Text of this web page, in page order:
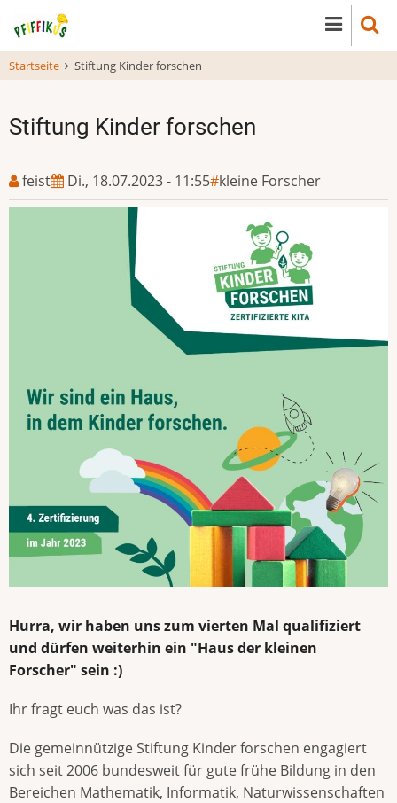
zum
Inhalt
Startseite Stiftung Kinder forschen
Stiftung Kinder forschen
feist Di., 18.07.2023 - 11:55 kleine Forscher
Hurra, wir haben uns zum vierten Mal qualifiziert
und dürfen weiterhin ein "Haus der kleinen
Forscher" sein :)
Ihr fragt euch was das ist?
Die gemeinnützige Stiftung Kinder forschen engagiert
sich seit 2006 bundesweit für gute frühe Bildung in den
Bereichen Mathematik, Informatik, Naturwissenschaften